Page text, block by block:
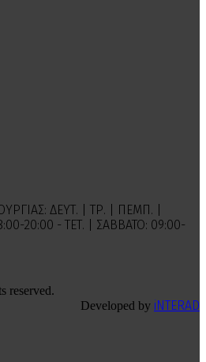
ΔΕΥΤ. | ΤΡ. | ΠΕΜΠ. |
20:00 - ΤΕΤ. | ΣΑΒΒΑΤΟ: 09:00-
reserved.
Developed by iNTERAD